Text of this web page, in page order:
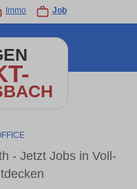
Immo Job
- Jetzt Jobs in Voll-